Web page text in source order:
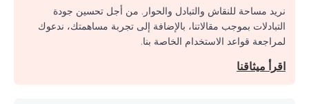
نريد مساحة للنقاش والتبادل والحوار. من أجل تحسين جودة
التبادلات بموجب مقالاتنا، بالإضافة إلى تجربة مساهمتك، ندعوك
لمراجعة قواعد الاستخدام الخاصة بنا.
اقرأ ميثاقنا